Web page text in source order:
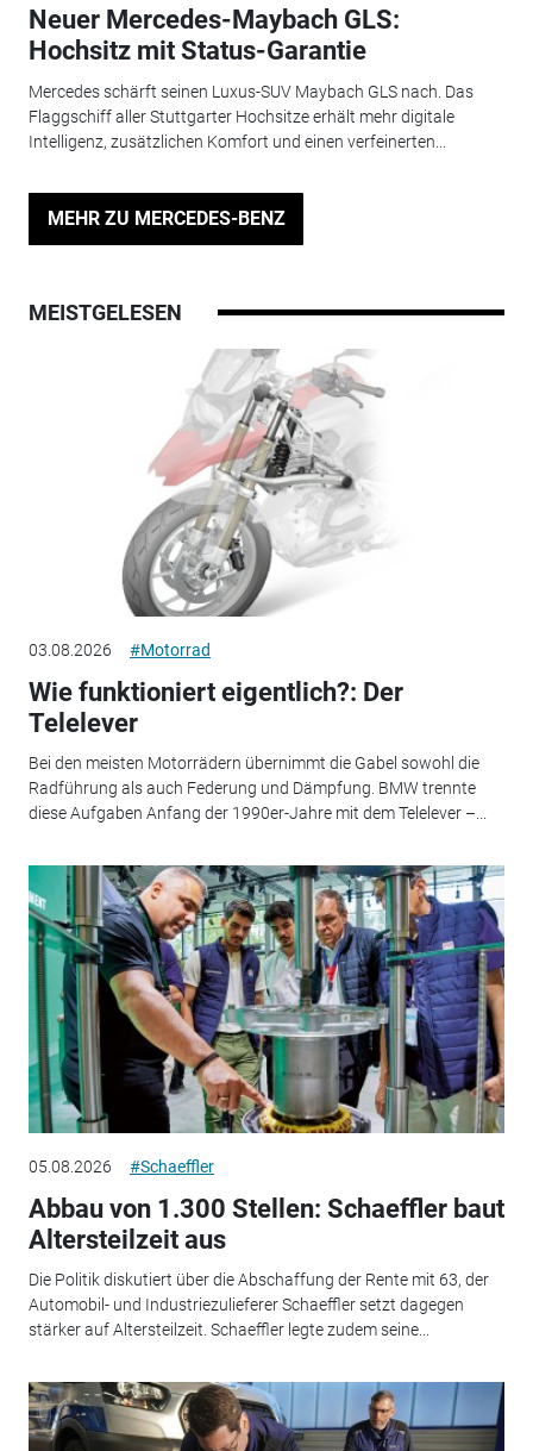
Neuer Mercedes-Maybach GLS:
Hochsitz mit Status-Garantie
Mercedes schärft seinen Luxus-SUV Maybach GLS nach. Das
Flaggschiff aller Stuttgarter Hochsitze erhält mehr digitale
Intelligenz, zusätzlichen Komfort und einen verfeinerten...
MEHR ZU MERCEDES-BENZ
MEISTGELESEN
03.08.2026 #Motorrad
Wie funktioniert eigentlich?: Der
Telelever
Bei den meisten Motorrädern übernimmt die Gabel sowohl die
Radführung als auch Federung und Dämpfung. BMW trennte
diese Aufgaben Anfang der 1990er-Jahre mit dem Telelever –...
05.08.2026 #Schaeffler
Abbau von 1.300 Stellen: Schaeffler baut
Altersteilzeit aus
Die Politik diskutiert über die Abschaffung der Rente mit 63, der
Automobil- und Industriezulieferer Schaeffler setzt dagegen
stärker auf Altersteilzeit. Schaeffler legte zudem seine...